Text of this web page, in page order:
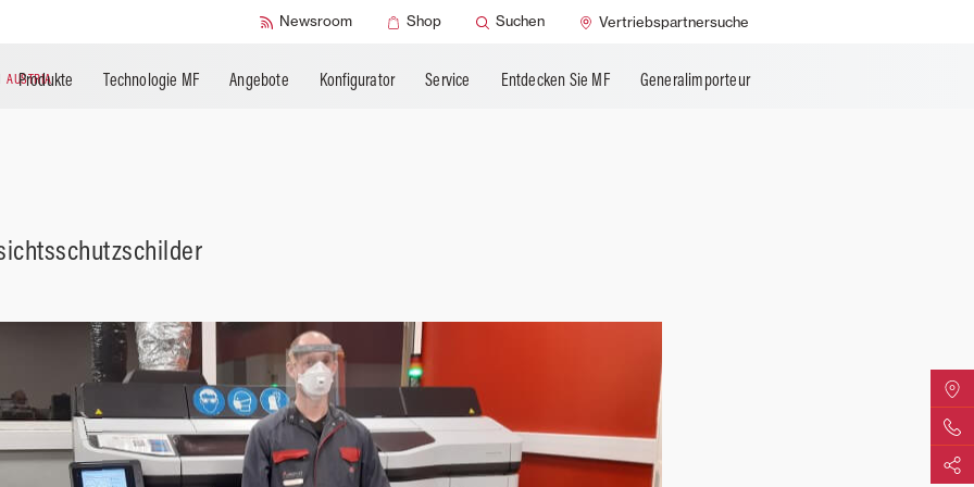
Newsroom Shop Suchen Vertriebspartnersuche
AUSTRIA
Produkte Technologie MF Angebote Konfigurator Service Entdecken Sie MF Generalimporteur
MF
Teilen